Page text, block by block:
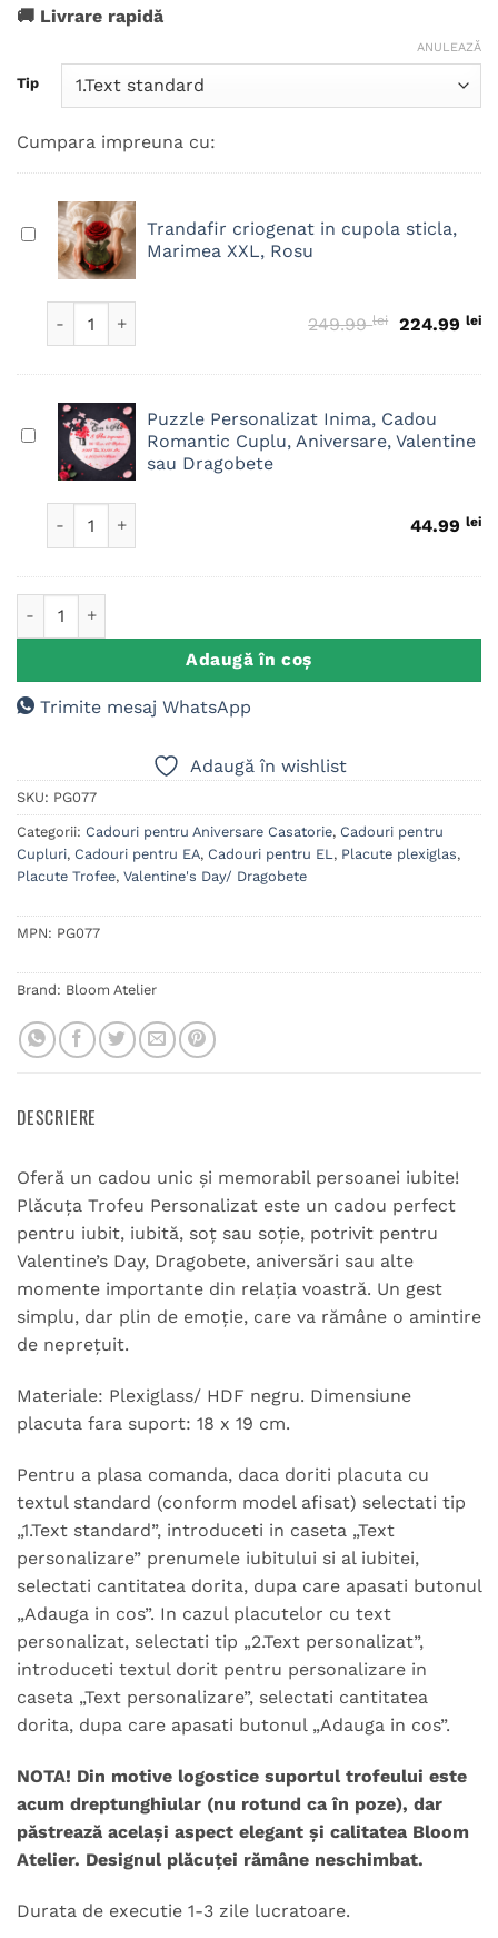
🚚 Livrare rapidă
Tip
ANULEAZĂ
Cumpara impreuna cu:
Trandafir
criogenat
Trandafir criogenat in cupola sticla,
Marimea XXL, Rosu
Cantitate Trandafir criogenat in cupola sticla, Marimea
249.99lei Prețul
224.99 lei
Puzzle
Personalizat
Inima,
Romantic
Valentine
sau
Puzzle Personalizat Inima, Cadou
Romantic Cuplu, Aniversare, Valentine
sau Dragobete
Cantitate Puzzle Personalizat Inima, Cadou Romantic
44.99 lei
Adaugă în coș
Trimite mesaj WhatsApp
Adaugă în wishlist
SKU: PG077
Categorii: Cadouri pentru Aniversare Casatorie, Cadouri pentru
Cupluri, Cadouri pentru EA, Cadouri pentru EL, Placute plexiglas,
Placute Trofee, Valentine's Day/ Dragobete
MPN: PG077
Brand: Bloom Atelier
DESCRIERE
Oferă un cadou unic și memorabil persoanei iubite!
Plăcuța Trofeu Personalizat este un cadou perfect
pentru iubit, iubită, soț sau soție, potrivit pentru
Valentine’s Day, Dragobete, aniversări sau alte
momente importante din relația voastră. Un gest
simplu, dar plin de emoție, care va rămâne o amintire
de neprețuit.
Materiale: Plexiglass/ HDF negru. Dimensiune
placuta fara suport: 18 x 19 cm.
Pentru a plasa comanda, daca doriti placuta cu
textul standard (conform model afisat) selectati tip
„1.Text standard”, introduceti in caseta „Text
personalizare” prenumele iubitului si al iubitei,
selectati cantitatea dorita, dupa care apasati butonul
„Adauga in cos”. In cazul placutelor cu text
personalizat, selectati tip „2.Text personalizat”,
introduceti textul dorit pentru personalizare in
caseta „Text personalizare”, selectati cantitatea
dorita, dupa care apasati butonul „Adauga in cos”.
NOTA! Din motive logostice suportul trofeului este
acum dreptunghiular (nu rotund ca în poze), dar
păstrează același aspect elegant și calitatea Bloom
Atelier. Designul plăcuței rămâne neschimbat.
Durata de executie 1-3 zile lucratoare.